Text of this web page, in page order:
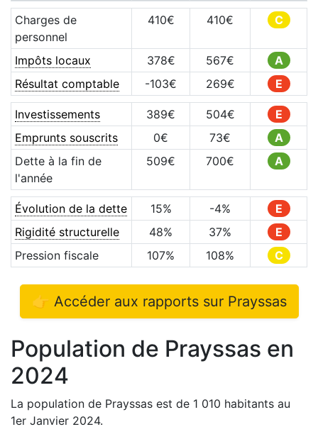
Charges de
personnel
410€ 410€ C
Impôts locaux 378€ 567€
A
Résultat comptable
-103€ 269€ E
Investissements 389€ 504€
E
Emprunts souscrits
0€ 73€
A
Dette à la fin de
l'année
509€ 700€ A
Évolution de la dette 15% -4%
E
Rigidité structurelle
48% 37%
E
Pression fiscale
107% 108% C
👉 Accéder aux rapports sur Prayssas
Population de Prayssas en
2024
La population de Prayssas est de 1 010 habitants au
1er Janvier 2024.